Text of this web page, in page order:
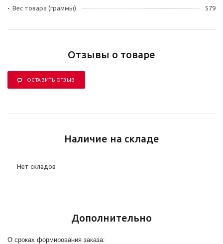
Вес товара (граммы)
579
Отзывы о товаре
ОСТАВИТЬ ОТЗЫВ
Наличие на складе
Нет складов
Дополнительно
О сроках формирования заказа: